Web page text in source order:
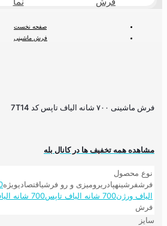
صفحه نخست
فرش ماشینی
فرش ماشینی ۷۰۰ شانه الیاف تاپس کد 7T14
مشاهده همه تخفیف ها در کانال بله
نوع محصول
فرشفرشینهپادریرومیزی و رو فرشیاقتصادیویژه
الیاف ورژن700 شانه الیاف تاپس 700 شانه الیاف اکرولیک
فرش
سایز